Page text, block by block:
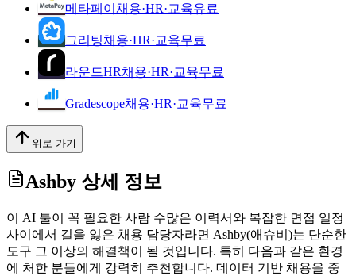
메타페이 채용·HR·교육유료
그리팅채용·HR·교육무료
라운드HR채용·HR·교육무료
Gradescope채용·HR·교육무료
위로 가기
Ashby 상세 정보
이 AI 툴이 꼭 필요한 사람 수많은 이력서와 복잡한 면접 일정
사이에서 길을 잃은 채용 담당자라면 Ashby(애슈비)는 단순한
도구 그 이상의 해결책이 될 것입니다. 특히 다음과 같은 환경
에 처한 분들에게 강력히 추천합니다. 데이터 기반 채용을 중